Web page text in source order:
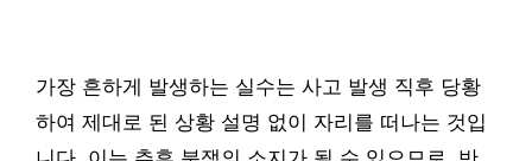
가장 흔하게 발생하는 실수는 사고 발생 직후 당황
하여 제대로 된 상황 설명 없이 자리를 떠나는 것입